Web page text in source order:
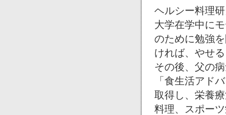
ヘルシー料理
大学在学中に
のために勉強
ければ、やせ
その後、父の
「食生活アド
取得し、栄養
料理、スポー